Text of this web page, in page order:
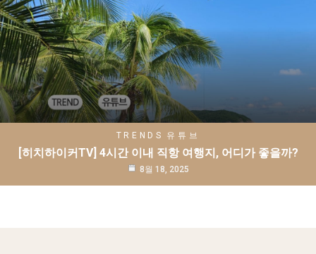
TRENDS 유튜브
[히치하이커TV] 4시간 이내 직항 여행지, 어디가 좋을까?
8월 18, 2025